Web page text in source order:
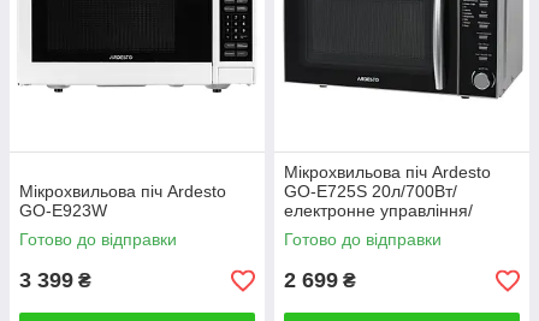
Мiкрохвильова пiч Ardesto
GO-E923W
Готово до відправки
3 399 ₴
Мiкрохвильова пiч Ardesto
GO-E725S 20л/700Вт/
електронне управлiння/
срiбляста
Готово до відправки
2 699 ₴